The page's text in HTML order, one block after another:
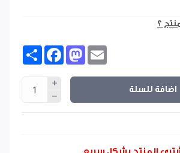
؟
Share FacebookMastodon
اضافة للسلة